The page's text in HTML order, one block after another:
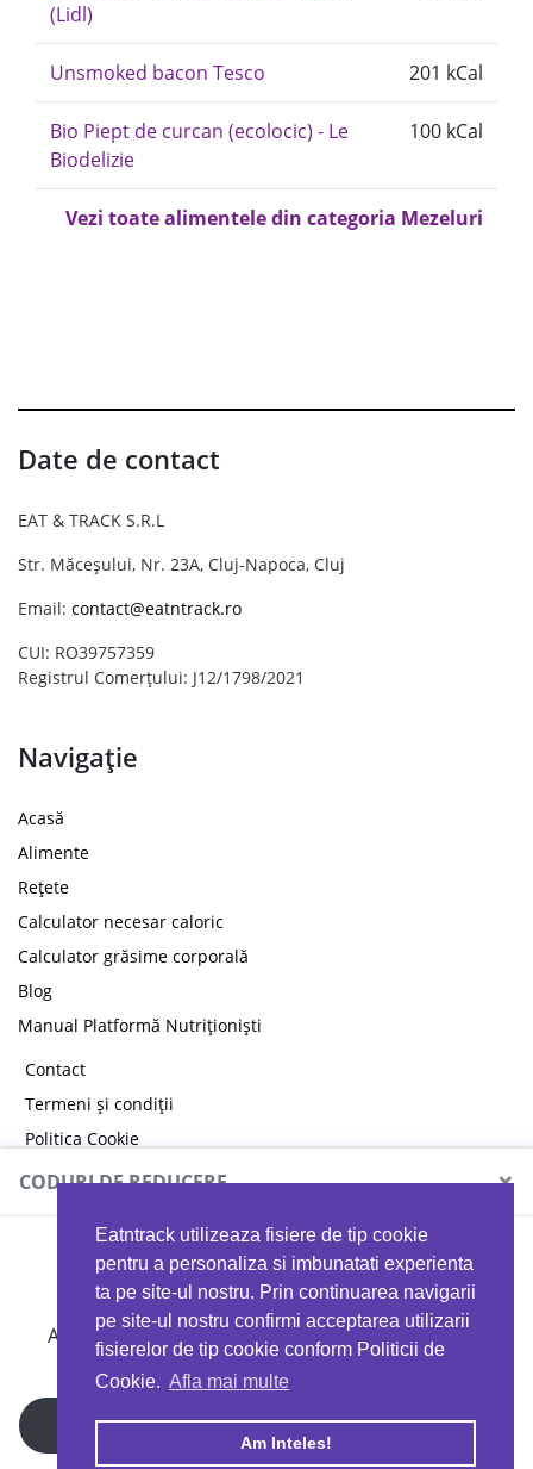
Eatntrack utilizeaza fisiere de tip cookie
pentru a personaliza si imbunatati experienta
ta pe site-ul nostru. Prin continuarea navigarii
pe site-ul nostru confirmi acceptarea utilizarii
fisierelor de tip cookie conform Politicii de
Cookie. Afla mai multe
Am Inteles!
(Lidl)
Unsmoked bacon Tesco 201 kCal
Bio Piept de curcan (ecolocic) - Le
Biodelizie
100 kCal
Vezi toate alimentele din categoria Mezeluri
Date de contact
EAT & TRACK S.R.L
Str. Măceșului, Nr. 23A, Cluj-Napoca, Cluj
Email: contact@eatntrack.ro
CUI: RO39757359
Registrul Comerțului: J12/1798/2021
Navigație
Acasă
Alimente
Rețete
Calculator necesar caloric
Calculator grăsime corporală
Blog
Manual Platformă Nutriționiști
Contact
Termeni și condiții
Politica Cookie
Politica de confidențialitate
Copyright © 2026 EAT & TRACK S.R.L
CODURI DE REDUCERE ×
MYPROTEIN
Ai 40%reducere la orice comandă folosind codul
EATTRACK
Profită acum